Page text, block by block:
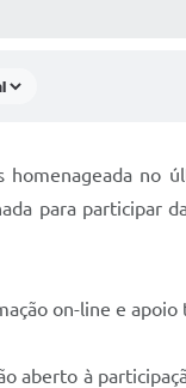
no
para participar
on-line e
aberto à